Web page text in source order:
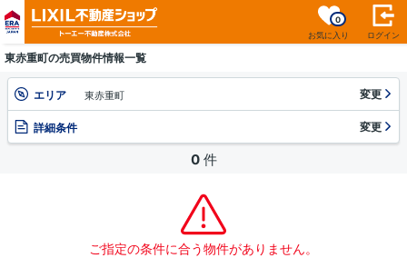
お気に入り
0
ログイン
東赤重町の売買物件情報一覧
エリア 東赤重町 変更
詳細条件 変更
0 件
ご指定の条件に合う物件がありません。